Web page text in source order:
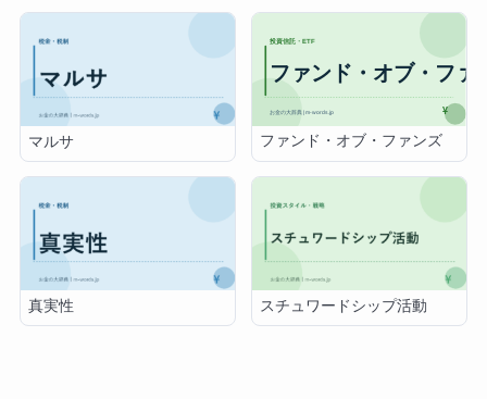
マルサ ファンド・オブ・ファンズ
真実性 スチュワードシップ活動